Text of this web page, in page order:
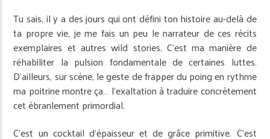
Tu sais, il y a des jours qui ont défini ton histoire au-delà de
ta propre vie, je me fais un peu le narrateur de ces récits
exemplaires et autres wild stories. C’est ma manière de
réhabiliter la pulsion fondamentale de certaines luttes.
D’ailleurs, sur scène, le geste de frapper du poing en rythme
ma poitrine montre ça… l’exaltation à traduire concrètement
cet ébranlement primordial.
C’est un cocktail d’épaisseur et de grâce primitive. C’est